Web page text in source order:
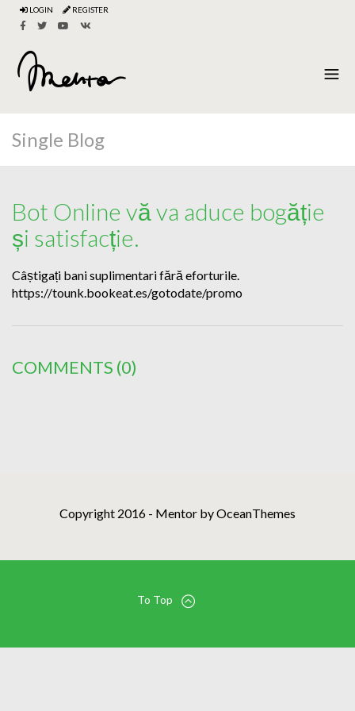
LOGIN REGISTER
Single Blog
Bot Online vă va aduce bogăție
și satisfacție.
Câștigați bani suplimentari fără eforturile.
https://tounk.bookeat.es/gotodate/promo
COMMENTS (0)
Copyright 2016 - Mentor by OceanThemes
To Top